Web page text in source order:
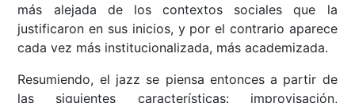
más alejada de los contextos sociales que la
justificaron en sus inicios, y por el contrario aparece
cada vez más institucionalizada, más academizada.
Resumiendo, el jazz se piensa entonces a partir de
las siguientes características: improvisación,